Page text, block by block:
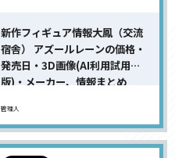
新作フィギュア情報大鳳（交流
宿舎） アズールレーンの価格・
発売日・3D画像(AI利用試用
版)・メーカー、情報まとめ
管理人